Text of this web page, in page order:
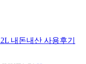
내돈내산 사용후기